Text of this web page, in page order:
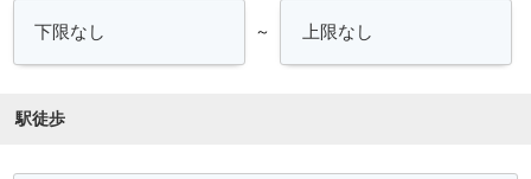
～
駅徒歩